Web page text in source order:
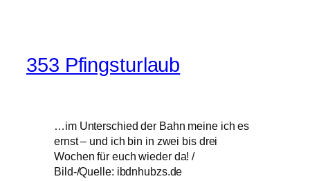
353 Pfingsturlaub
…im Unterschied der Bahn meine ich es
ernst – und ich bin in zwei bis drei
Wochen für euch wieder da! /
Bild-/Quelle: ibdnhubzs.de